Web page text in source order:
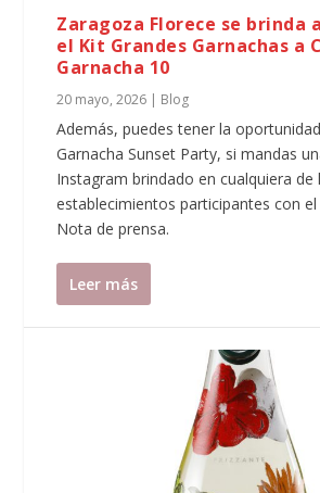
Zaragoza Florece se brinda
el Kit Grandes Garnachas a
Garnacha 10
20 mayo, 2026 | Blog
Además, puedes tener la
Garnacha Sunset Party, si mandas
Instagram brindado en cualquiera de
establecimientos participantes con el
Nota de prensa.
Leer más